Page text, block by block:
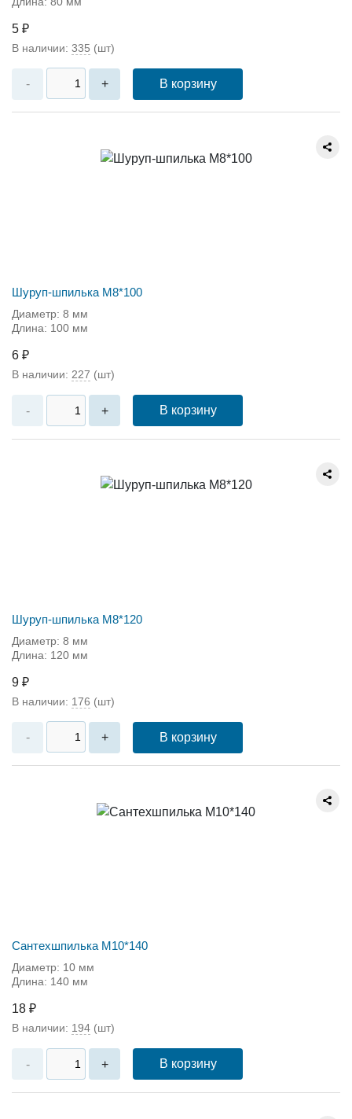
5 ₽
В наличии: 335 (шт)
- + В корзину
Шуруп-шпилька М8*100
Диаметр: 8 мм
Длина: 100 мм
6 ₽
В наличии: 227 (шт)
- + В корзину
Шуруп-шпилька М8*120
Диаметр: 8 мм
Длина: 120 мм
9 ₽
В наличии: 176 (шт)
- + В корзину
Сантехшпилька М10*140
Диаметр: 10 мм
Длина: 140 мм
18 ₽
В наличии: 194 (шт)
- + В корзину